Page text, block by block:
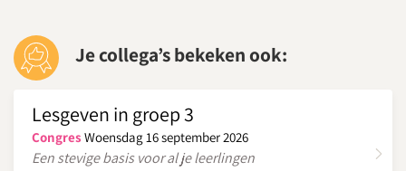
Je collega’s bekeken ook:
Lesgeven in groep 3
Congres Woensdag 16 september 2026
Een stevige basis voor al je leerlingen